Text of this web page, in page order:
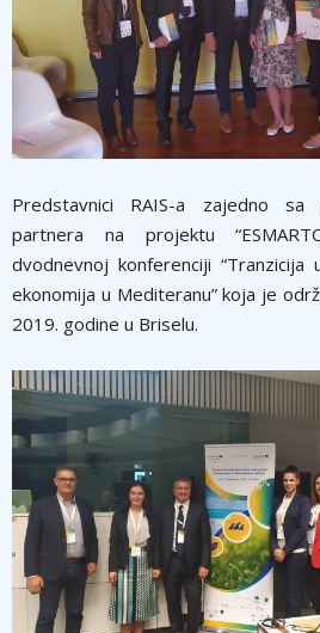
Predstavnici RAIS-a zajedno sa
partnera na projektu
dvodnevnoj konferenciji
ekonomija u Mediteranu” koja je
2019. godine u Briselu.